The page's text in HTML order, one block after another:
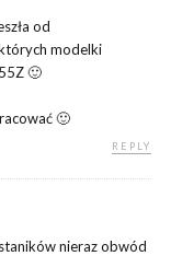
od
modelki
🙂
🙂
REPLY
nieraz obwód